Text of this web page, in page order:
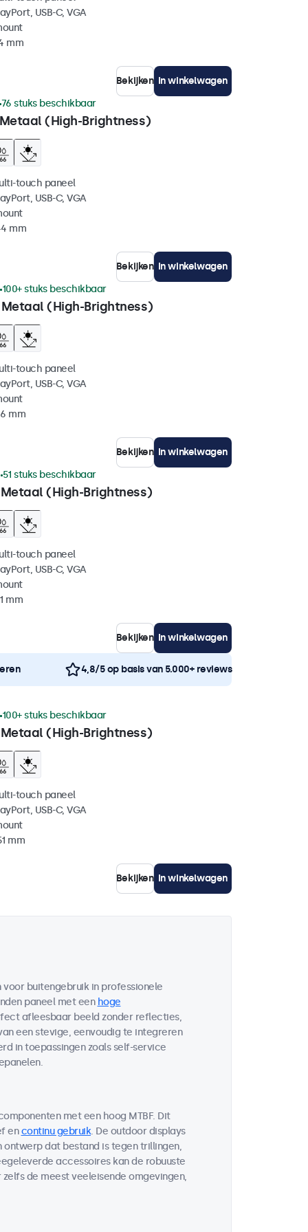
USB-C, VGA
mm
Bekijken In winkelwagen
(High-Brightness)
76 stuks beschikbaar
touch paneel
USB-C, VGA
mm
Bekijken In winkelwagen
(High-Brightness)
100+ stuks beschikbaar
touch paneel
USB-C, VGA
mm
Bekijken In winkelwagen
(High-Brightness)
51 stuks beschikbaar
touch paneel
USB-C, VGA
mm
Bekijken In winkelwagen
4,8/5 op basis van 5.000+ reviews
(High-Brightness)
100+ stuks beschikbaar
touch paneel
USB-C, VGA
mm
Bekijken In winkelwagen
buitengebruik in professionele
paneel met een hoge
afleesbaar beeld zonder reflecties,
een stevige, eenvoudig te integreren
in toepassingen zoals self-service
met een hoog MTBF. Dit
encontinu gebruik. De outdoor displays
ontwerp dat bestand is tegen trillingen,
accessoires kan de robuuste
de meest veeleisende omgevingen,